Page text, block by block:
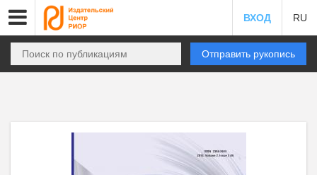
ВХОД RU
Отправить рукопись